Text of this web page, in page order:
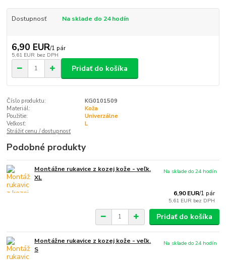
Dostupnosť Na sklade do 24 hodín
6,90 EUR/1 pár
5,61 EUR bez DPH
Pridať do košíka
Číslo produktu:
KG0101509
Materiál:
Koža
Použitie:
Univerzálne
Veľkosť:
L
Strážiť cenu / dostupnosť
Podobné produkty
Montážne rukavice z kozej kože - veľk.
XL
6,90 EUR/1 pár
5,61 EUR bez DPH
Na sklade do 24 hodín
Pridať do košíka
Montážne rukavice z kozej kože - veľk.
S
Na sklade do 24 hodín